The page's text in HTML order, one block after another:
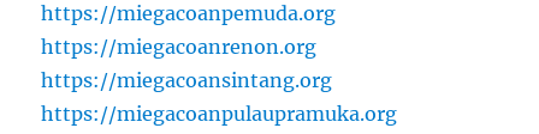
https://miegacoanpemuda.org
https://miegacoanrenon.org
https://miegacoansintang.org
https://miegacoanpulaupramuka.org